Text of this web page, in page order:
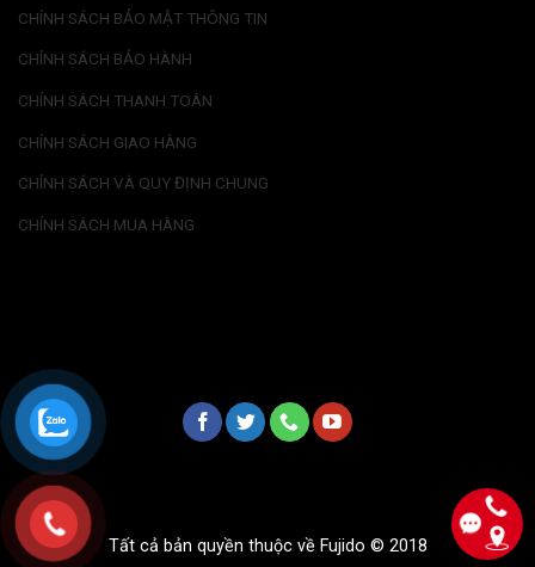
CHÍNH SÁCH BẢO MẬT THÔNG TIN
CHÍNH SÁCH BẢO HÀNH
CHÍNH SÁCH THANH TOÁN
CHÍNH SÁCH GIAO HÀNG
CHÍNH SÁCH VÀ QUY ĐỊNH CHUNG
CHÍNH SÁCH MUA HÀNG
Tất cả bản quyền thuộc về Fujido © 2018